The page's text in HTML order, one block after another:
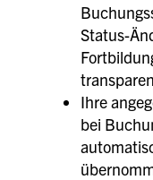
Status-
Ihre
bei